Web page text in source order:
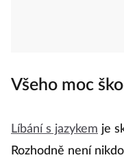
Všeho moc
Líbání s jazykem je
Rozhodně není